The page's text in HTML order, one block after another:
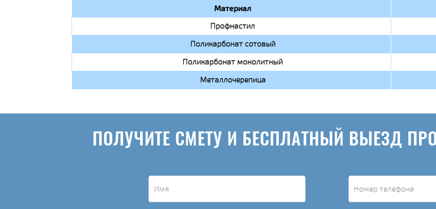
Материал
Профнастил
Поликарбонат сотовый
Поликарбонат монолитный
Металлочерепица
ПОЛУЧИТЕ СМЕТУ И БЕСПЛАТНЫЙ ВЫЕЗД